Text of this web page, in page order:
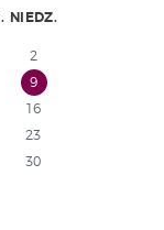
NIEDZ.
2
9
16
23
30